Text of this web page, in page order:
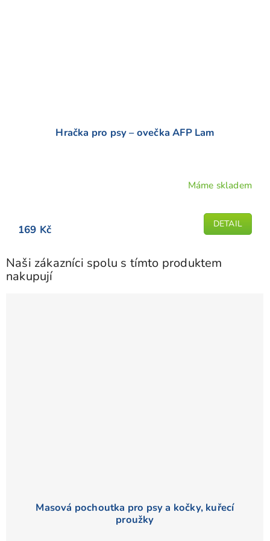
Hračka pro psy – ovečka AFP Lam
Máme skladem
169 Kč DETAIL
Naši zákazníci spolu s tímto produktem
nakupují
Masová pochoutka pro psy a kočky, kuřecí
proužky